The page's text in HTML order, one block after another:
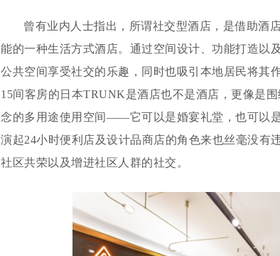
曾有业内人士指出，所谓社交型酒店，是借助酒
能的一种生活方式酒店。通过空间设计、功能打造以
公共空间享受社交的乐趣，同时也吸引本地居民将其
15间客房的日本TRUNK是酒店也不是酒店，更像是
念的多用途使用空间——它可以是婚宴礼堂，也可以
演起24小时便利店及设计品商店的角色来也丝毫没有
社区共荣以及增进社区人群的社交。